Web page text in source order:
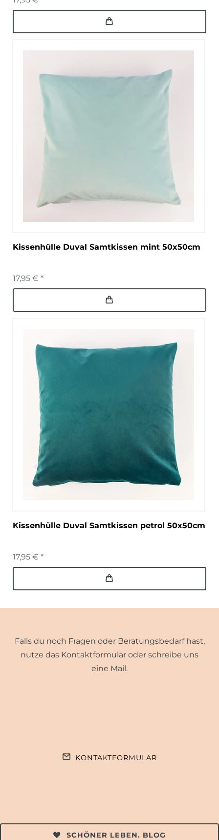
Kissenhülle Duval Samtkissen mint 50x50cm
17,95 € *
Kissenhülle Duval Samtkissen petrol 50x50cm
17,95 € *
Falls du noch Fragen oder Beratungsbedarf hast,
nutze das Kontaktformular oder schreibe uns
eine Mail.
KONTAKTFORMULAR
SCHÖNER LEBEN. BLOG